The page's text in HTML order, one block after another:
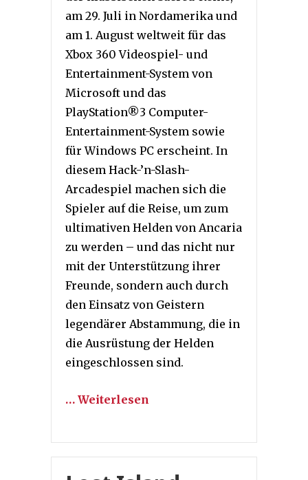
am 29. Juli in Nordamerika und
am 1. August weltweit für das
Xbox 360 Videospiel- und
Entertainment-System von
Microsoft und das
PlayStation®3 Computer-
Entertainment-System sowie
für Windows PC erscheint. In
diesem Hack-’n-Slash-
Arcadespiel machen sich die
Spieler auf die Reise, um zum
ultimativen Helden von Ancaria
zu werden – und das nicht nur
mit der Unterstützung ihrer
Freunde, sondern auch durch
den Einsatz von Geistern
legendärer Abstammung, die in
die Ausrüstung der Helden
eingeschlossen sind.
… Weiterlesen